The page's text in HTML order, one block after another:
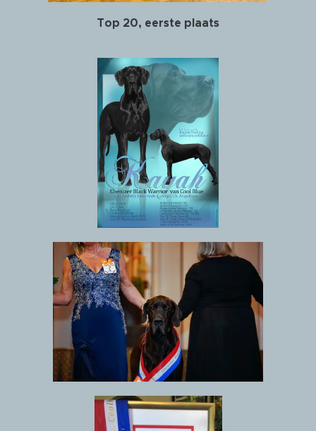
Top 20, eerste plaats